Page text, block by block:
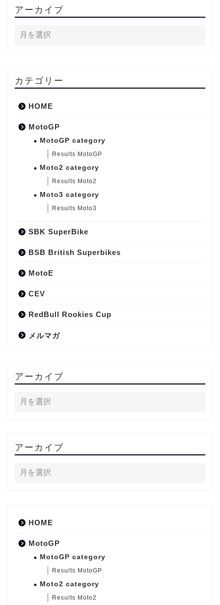
アーカイブ
カテゴリー
HOME
MotoGP
MotoGP category
Results MotoGP
Moto2 category
Results Moto2
Moto3 category
Results Moto3
SBK SuperBike
BSB British Superbikes
MotoE
CEV
RedBull Rookies Cup
メルマガ
アーカイブ
アーカイブ
HOME
MotoGP
MotoGP category
Results MotoGP
Moto2 category
Results Moto2